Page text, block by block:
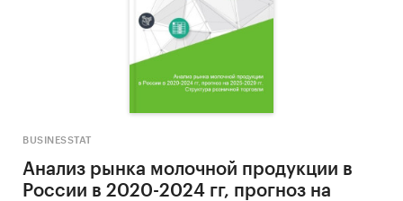
BUSINESSTAT
Анализ рынка молочной продукции в
России в 2020-2024 гг, прогноз на